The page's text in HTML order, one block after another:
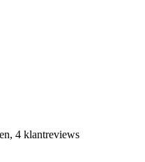
4 klantreviews